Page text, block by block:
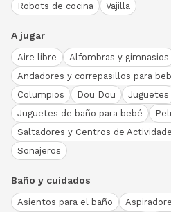
Robots de cocina
Vajilla
A jugar
Aire libre
Alfombras y gimnasios
Andadores y correpasillos para
Columpios
Dou Dou
Juguetes
Juguetes de baño para bebé
Saltadores y Centros de
Sonajeros
Baño y cuidados
Asientos para el baño